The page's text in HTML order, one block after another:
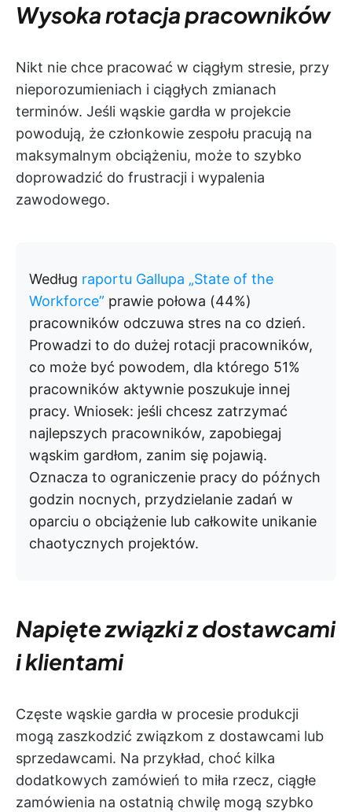
Wysoka rotacja pracowników
Nikt nie chce pracować w ciągłym stresie, przy
nieporozumieniach i ciągłych zmianach
terminów. Jeśli wąskie gardła w projekcie
powodują, że członkowie zespołu pracują na
maksymalnym obciążeniu, może to szybko
doprowadzić do frustracji i wypalenia
zawodowego.
Według raportu Gallupa „State of the
Workforce” prawie połowa (44%)
pracowników odczuwa stres na co dzień.
Prowadzi to do dużej rotacji pracowników,
co może być powodem, dla którego 51%
pracowników aktywnie poszukuje innej
pracy. Wniosek: jeśli chcesz zatrzymać
najlepszych pracowników, zapobiegaj
wąskim gardłom, zanim się pojawią.
Oznacza to ograniczenie pracy do późnych
godzin nocnych, przydzielanie zadań w
oparciu o obciążenie lub całkowite unikanie
chaotycznych projektów.
Napięte związki z dostawcami
i klientami
Częste wąskie gardła w procesie produkcji
mogą zaszkodzić związkom z dostawcami lub
sprzedawcami. Na przykład, choć kilka
dodatkowych zamówień to miła rzecz, ciągłe
zamówienia na ostatnią chwilę mogą szybko